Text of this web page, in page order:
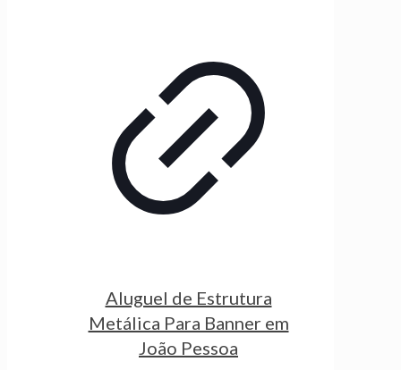
Aluguel de Estrutura
Metálica Para Banner em
João Pessoa